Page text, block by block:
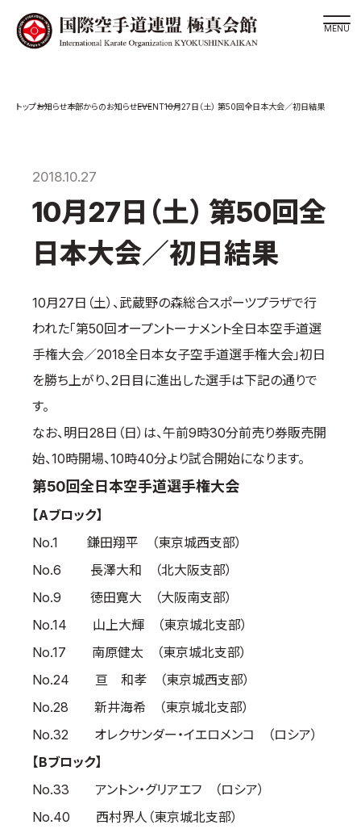
大山倍達総裁 紹介
松井章奎館長 紹介
極真の歴史
極真会館の概要
役員紹介
各委員会紹介
国際空手道連盟について
本部からのお知らせ
支部からのお知らせ
公式大会
試合規則
入門のご案内
青少年部・保護者の方へ
一般の部・壮年部の方
会員制度
取材のお申し込み
本サイトについて
プライバシーポリシー
お知らせ本部からのお知らせEVENT10月27日（土） 第50回全日本大会／初日結果
2018.10.27
10月27日（土） 第50回全
日本大会／初日結果
10月27日（土）、武蔵野の森総合スポーツプラザで行
われた「第50回オープントーナメント全日本空手道選
手権大会／2018全日本女子空手道選手権大会」初日
を勝ち上がり、2日目に進出した選手は下記の通りで
す。
なお、明日28日（日）は、午前9時30分前売り券販売開
始、10時開場、10時40分より試合開始になります。
第50回全日本空手道選手権大会
【Aブロック】
No.1 鎌田翔平 （東京城西支部）
No.6 長澤大和 （北大阪支部）
No.9 徳田寛大 （大阪南支部）
No.14 山上大輝 （東京城北支部）
No.17 南原健太 （東京城北支部）
No.24 亘 和孝 （東京城西支部）
No.28 新井海希 （東京城北支部）
No.32 オレクサンダー・イエロメンコ （ロシア）
【Bブロック】
No.33 アントン・グリアエフ （ロシア）
No.40 西村界人（東京城北支部）